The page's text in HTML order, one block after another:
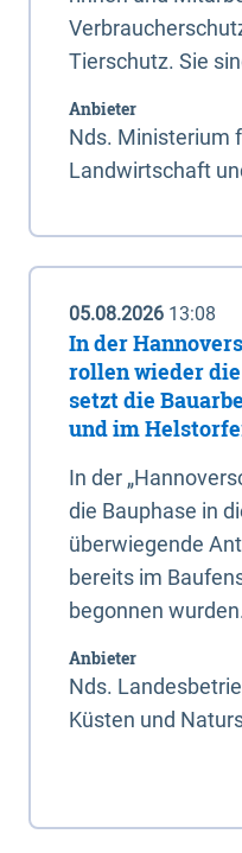
Tierschutz. Sie
Anbieter
Nds. Ministerium
Landwirtschaft
05.08.2026 13:08
In der
rollen wieder
setzt die
und im
In der
die Bauphase in
überwiegende
bereits im
begonnen
Anbieter
Nds.
Küsten und